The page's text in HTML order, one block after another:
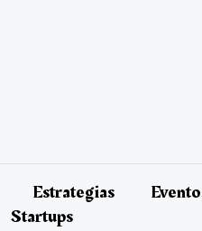
Estrategias
Startups